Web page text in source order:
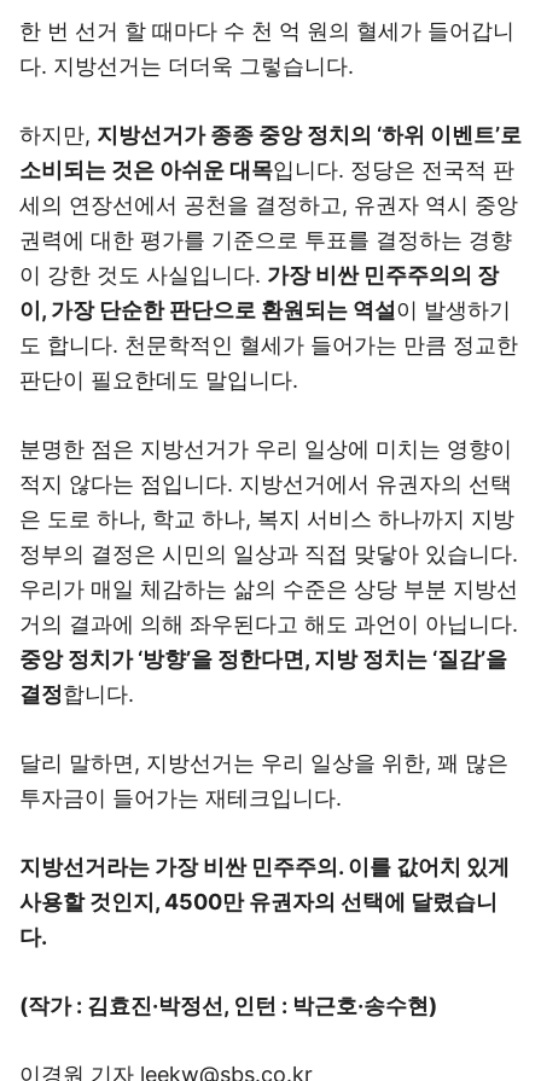
한 번 선거 할 때마다 수 천 억 원의 혈세가 들어갑니
다. 지방선거는 더더욱 그렇습니다.
하지만, 지방선거가 종종 중앙 정치의 ‘하위 이벤트’로
소비되는 것은 아쉬운 대목입니다. 정당은 전국적 판
세의 연장선에서 공천을 결정하고, 유권자 역시 중앙
권력에 대한 평가를 기준으로 투표를 결정하는 경향
이 강한 것도 사실입니다. 가장 비싼 민주주의의 장
이, 가장 단순한 판단으로 환원되는 역설 이 발생하기
도 합니다. 천문학적인 혈세가 들어가는 만큼 정교한
판단이 필요한데도 말입니다.
분명한 점은 지방선거가 우리 일상에 미치는 영향이
적지 않다는 점입니다. 지방선거에서 유권자의 선택
은 도로 하나, 학교 하나, 복지 서비스 하나까지 지방
정부의 결정은 시민의 일상과 직접 맞닿아 있습니다.
우리가 매일 체감하는 삶의 수준은 상당 부분 지방선
거의 결과에 의해 좌우된다고 해도 과언이 아닙니다.
중앙 정치가 ‘방향’을 정한다면, 지방 정치는 ‘질감’을
결정합니다.
달리 말하면, 지방선거는 우리 일상을 위한, 꽤 많은
투자금이 들어가는 재테크입니다.
지방선거라는 가장 비싼 민주주의. 이를 값어치 있게
사용할 것인지, 4500만 유권자의 선택에 달렸습니
다.
(작가 : 김효진·박정선, 인턴 : 박근호·송수현)
이경원 기자 leekw@sbs.co.kr